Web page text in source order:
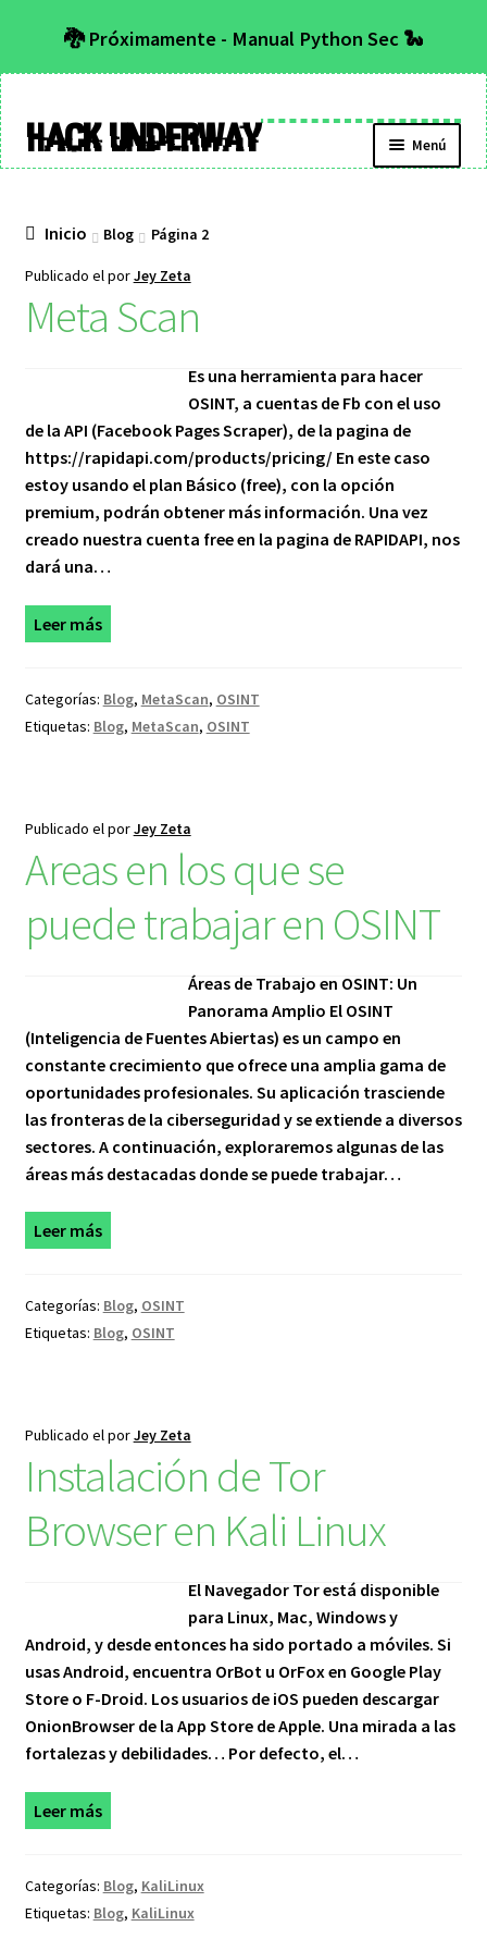
🐉 Próximamente - Manual Python Sec 🐍
Hack Underway Menú
Inicio Blog Página 2
Publicado elporJey Zeta
Meta Scan
Es una herramienta para hacer
OSINT, a cuentas de Fb con el uso
de la API (Facebook Pages Scraper), de la pagina de
https://rapidapi.com/products/pricing/ En este caso
estoy usando el plan Básico (free), con la opción
premium, podrán obtener más información. Una vez
creado nuestra cuenta free en la pagina de RAPIDAPI, nos
dará una…
Leer más
Categorías: Blog, MetaScan, OSINT
Etiquetas: Blog, MetaScan, OSINT
Publicado el porJey Zeta
Areas en los que se
puede trabajar en OSINT
Áreas de Trabajo en OSINT: Un
Panorama Amplio El OSINT
(Inteligencia de Fuentes Abiertas) es un campo en
constante crecimiento que ofrece una amplia gama de
oportunidades profesionales. Su aplicación trasciende
las fronteras de la ciberseguridad y se extiende a diversos
sectores. A continuación, exploraremos algunas de las
áreas más destacadas donde se puede trabajar…
Leer más
Categorías: Blog, OSINT
Etiquetas: Blog, OSINT
Publicado elporJey Zeta
Instalación de Tor
Browser en Kali Linux
El Navegador Tor está disponible
para Linux, Mac, Windows y
Android, y desde entonces ha sido portado a móviles. Si
usas Android, encuentra OrBot u OrFox en Google Play
Store o F-Droid. Los usuarios de iOS pueden descargar
OnionBrowser de la App Store de Apple. Una mirada a las
fortalezas y debilidades… Por defecto, el…
Leer más
Categorías: Blog, KaliLinux
Etiquetas: Blog, KaliLinux